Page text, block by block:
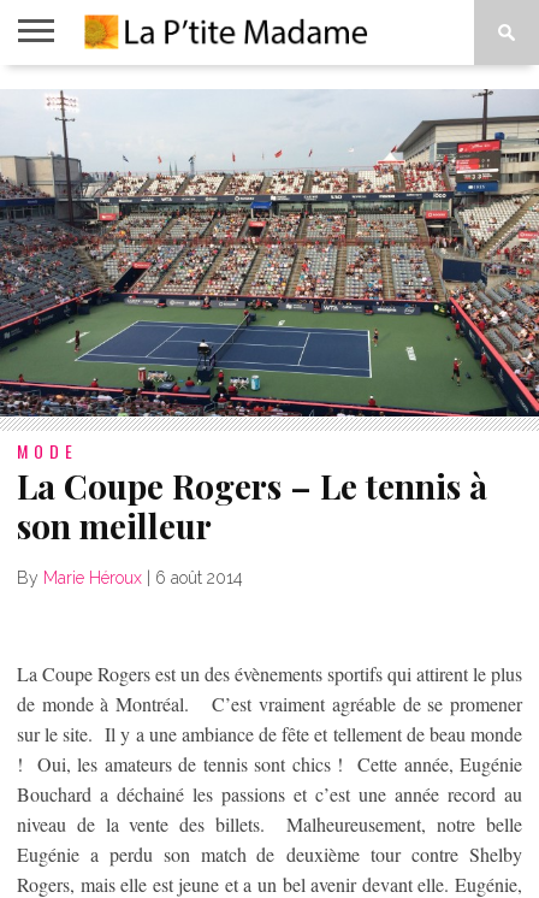
ACCUEIL
BEAUTÉ
MODE
ART
DE
VIVRE
À
PROPOS
MODE
La Coupe Rogers – Le tennis à
son meilleur
By Marie Héroux | 6 août 2014
La Coupe Rogers est un des évènements sportifs qui attirent le plus
de monde à Montréal. C’est vraiment agréable de se promener
sur le site. Il y a une ambiance de fête et tellement de beau monde
! Oui, les amateurs de tennis sont chics ! Cette année, Eugénie
Bouchard a déchainé les passions et c’est une année record au
niveau de la vente des billets. Malheureusement, notre belle
Eugénie a perdu son match de deuxième tour contre Shelby
Rogers, mais elle est jeune et a un bel avenir devant elle. Eugénie,